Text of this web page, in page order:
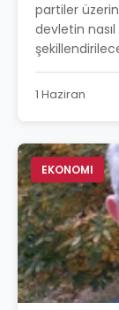
partiler
devletin
1 Haziran
EKONOMI